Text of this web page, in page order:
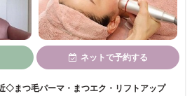
ネットで予約する
まつ毛パーマ・まつエク・リフトアップ